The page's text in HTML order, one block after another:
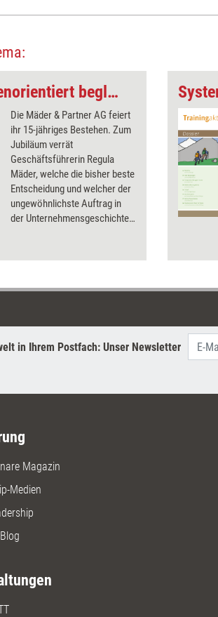
Menschen ressourcenorientiert begleiten
Die Mäder & Partner AG feiert
ihr 15-jähriges Bestehen. Zum
Jubiläum verrät
Geschäftsführerin Regula
Mäder, welche die bisher beste
Entscheidung und welcher der
ungewöhnlichste Auftrag in
der Unternehmensgeschichte
in Ihrem Postfach: Unser Newsletter
Magazin
Medien